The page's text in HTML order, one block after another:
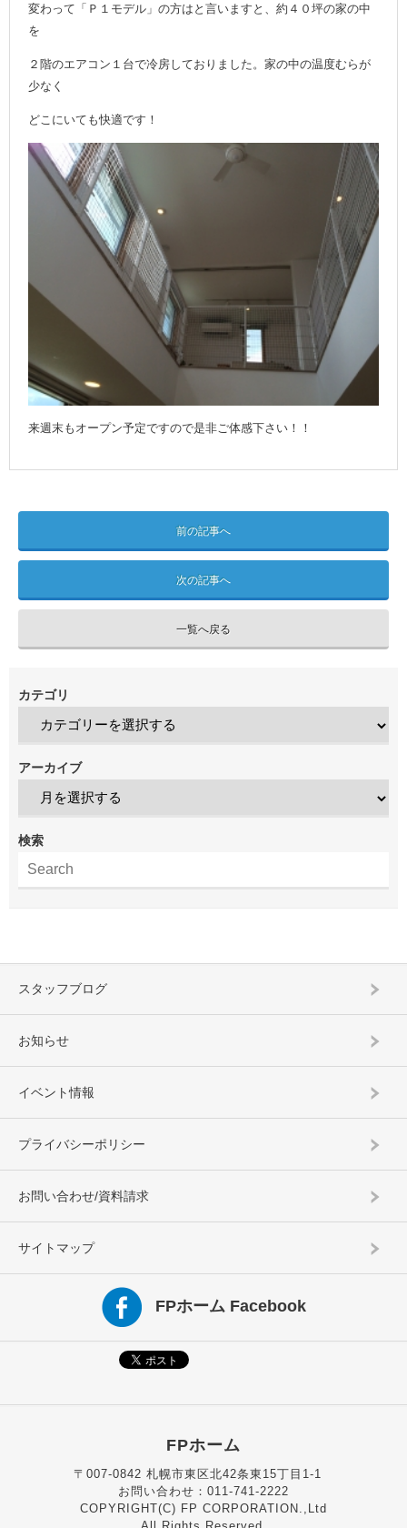
変わって「Ｐ１モデル」の方はと言いますと、約４０坪の家の中
を
２階のエアコン１台で冷房しておりました。家の中の温度むらが
少なく
どこにいても快適です！
来週末もオープン予定ですので是非ご体感下さい！！
前の記事へ
次の記事へ
一覧へ戻る
カテゴリ
アーカイブ
検索
スタッフブログ
お知らせ
イベント情報
プライバシーポリシー
お問い合わせ/資料請求
サイトマップ
FPホーム Facebook
FPホーム
〒007-0842 札幌市東区北42条東15丁目1-1
お問い合わせ：011-741-2222
COPYRIGHT(C) FP CORPORATION.,Ltd